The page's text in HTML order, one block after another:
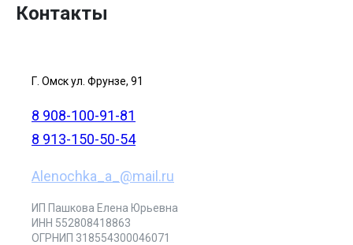
Контакты
Г. Омск ул. Фрунзе, 91
8 908-100-91-81
8 913-150-50-54
Alenochka_a_@mail.ru
ИП Пашкова Елена Юрьевна
ИНН 552808418863
ОГРНИП 318554300046071